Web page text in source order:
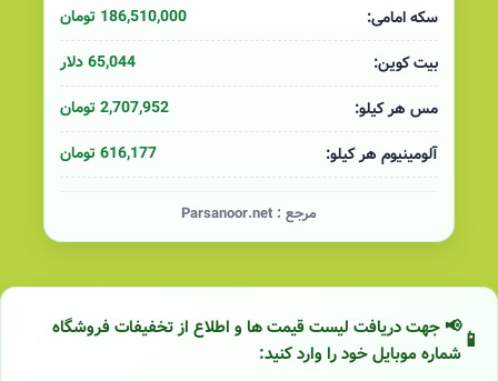
سکه امامی:
186,510,000 تومان
بیت کوین:
65,044 دلار
مس هر کیلو:
2,707,952 تومان
آلومینیوم هر کیلو:
616,177 تومان
مرجع : Parsanoor.net
📢 جهت دریافت لیست قیمت ها و اطلاع از تخفیفات فروشگاه
شماره موبایل خود را وارد کنید: